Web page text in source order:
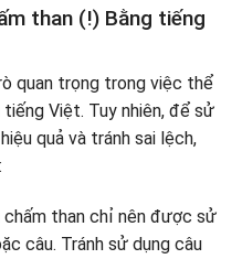
than (!) Bằng tiếng
quan trọng trong việc thể
Việt. Tuy nhiên, để sử
quả và tránh sai lệch,
chấm than chỉ nên được sử
câu. Tránh sử dụng câu